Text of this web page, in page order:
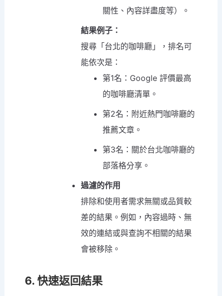
關性、內容詳盡度等）。
結果例子：
搜尋「台北的咖啡廳」，排名可
能依次是：
第1名：Google 評價最高
的咖啡廳清單。
第2名：附近熱門咖啡廳的
推薦文章。
第3名：關於台北咖啡廳的
部落格分享。
過濾的作用
排除和使用者需求無關或品質較
差的結果。例如，內容過時、無
效的連結或與查詢不相關的結果
會被移除。
6. 快速返回結果